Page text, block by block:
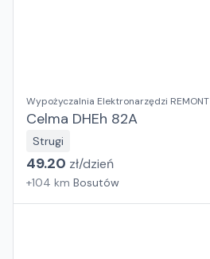
Wypożyczalnia Elektronarzędzi REMONT
Celma DHEh 82A
Strugi
49.20 zł/dzień
+104 km Bosutów